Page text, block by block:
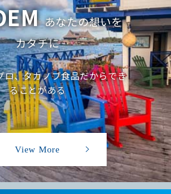
あなたの想いを
カタチに
ロ、タカノブ食品だからでき
ることがある
View More